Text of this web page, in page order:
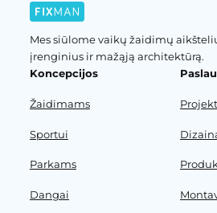
Mes siūlome vaikų žaidimų
įrenginius ir mažąją architektūrą.
Koncepcijos
Žaidimams
Sportui
Parkams
Dangai